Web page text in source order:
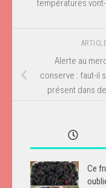
températures
Alerte au
conserve : faut-il
présent dans
Ce